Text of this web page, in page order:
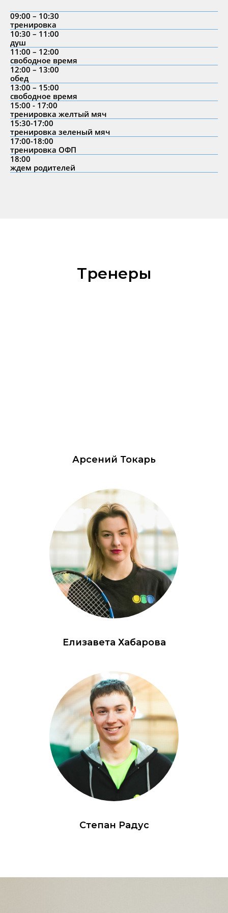
09:00 – 10:30
тренировка
10:30 – 11:00
душ
11:00 – 12:00
свободное время
12:00 – 13:00
обед
13:00 – 15:00
свободное время
15:00 - 17:00
тренировка желтый мяч
15:30-17:00
тренировка зеленый мяч
17:00-18:00
тренировка ОФП
18:00
ждем родителей
Тренеры
Арсений Токарь
Елизавета Хабарова
Степан Радус